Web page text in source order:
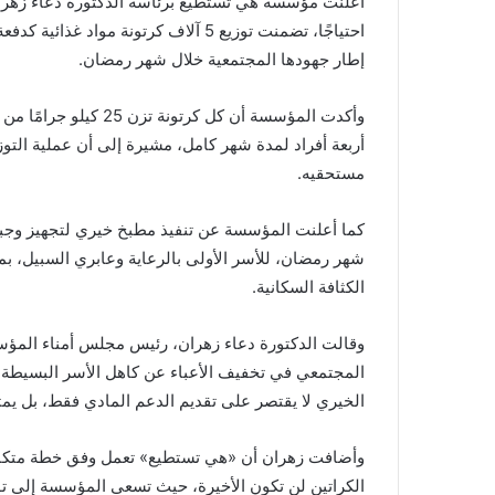
احتياجًا، تضمنت توزيع 5 آلاف
إطار جهودها المجتمعية خلال شهر رمضان.
وأكدت المؤسسة أن كل
أربعة أفراد لمدة شهر كامل، مشيرة إلى أن عملية
مستحقيه.
شهر رمضان، للأسر الأولى بالرعاية وعابري
الكثافة السكانية.
وقالت الدكتورة دعاء زهران، رئيس مجلس أمناء
المجتمعي في تخفيف الأعباء عن كاهل الأسر
الخيري لا يقتصر على تقديم الدعم المادي فقط، بل
وأضافت زهران أن «هي تستطيع» تعمل وفق خطة
الكراتين لن تكون الأخيرة، حيث تسعى المؤسسة إلى